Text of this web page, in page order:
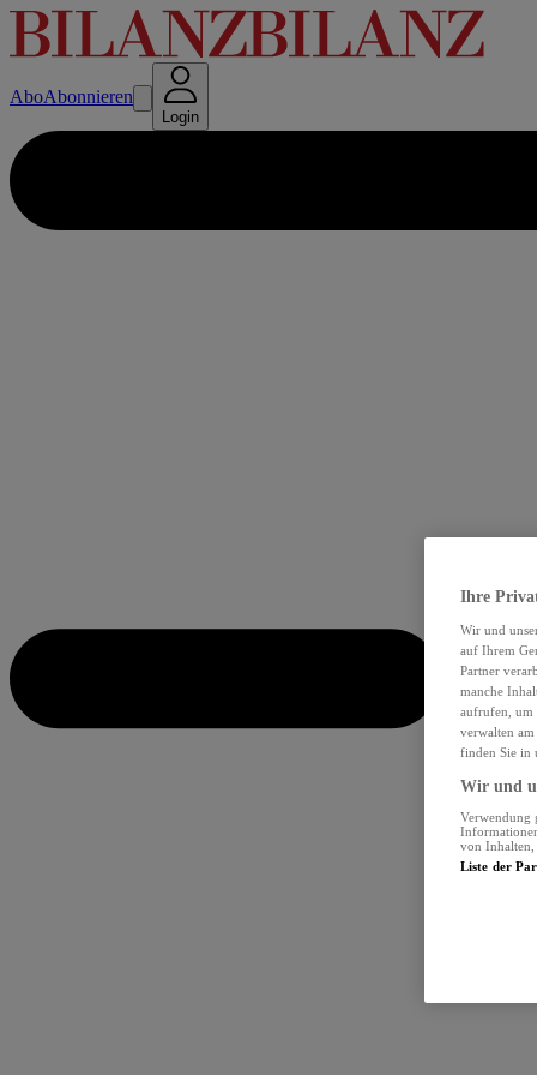
AboAbonnieren
Login
Ihre
Wir und
auf Ihrem
Partner
manche
aufrufen, um
verwalten
finden Sie in
Wir und
Verwendung
von Inhalten,
Liste der